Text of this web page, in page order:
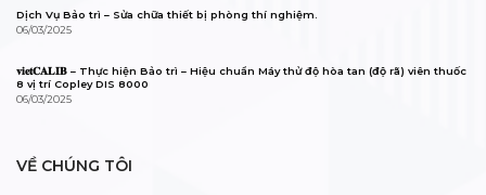
Dịch Vụ Bảo trì – Sửa chữa thiết bị phòng thí nghiệm.
06/03/2025
𝐯𝐢𝐞𝐭𝐂𝐀𝐋𝐈𝐁 – Thực hiện Bảo trì – Hiệu chuẩn Máy thử độ hòa tan (độ rã) viên thuốc
8 vị trí Copley DIS 8000
06/03/2025
VỀ CHÚNG TÔI